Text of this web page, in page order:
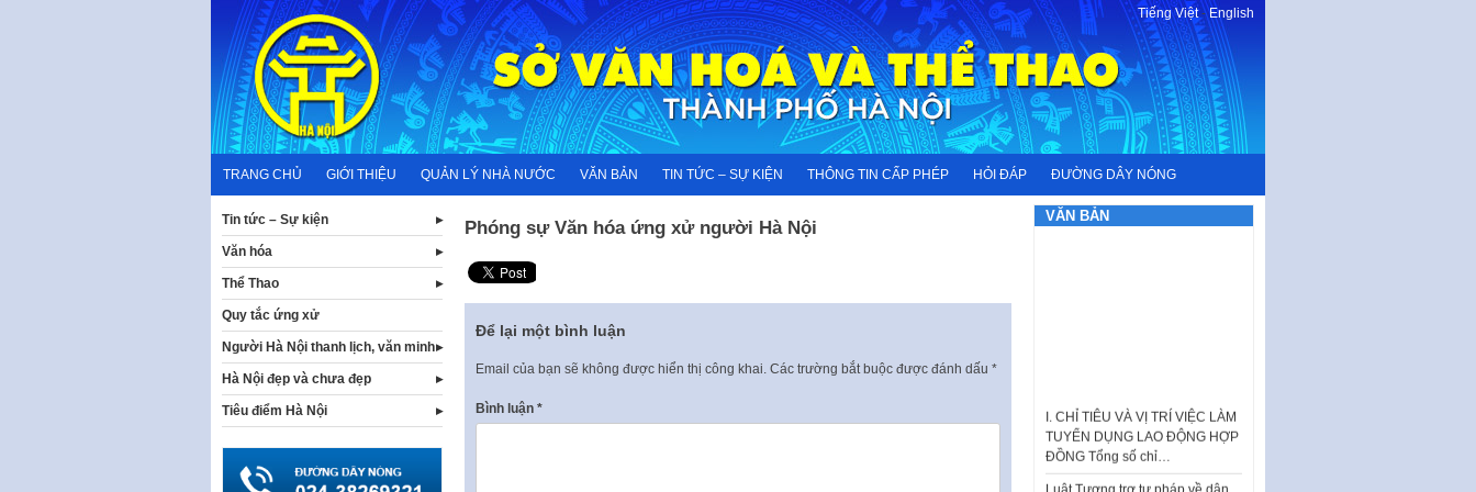
content
Tiếng Việt-English
TRANG CHỦ GIỚI THIỆU QUẢN LÝ NHÀ NƯỚC VĂN BẢN TIN TỨC – SỰ KIỆN THÔNG TIN CẤP PHÉP HỎI ĐÁP ĐƯỜNG DÂY NÓNG
Phóng sự Văn hóa ứng xử người Hà Nội
Để lại một bình luận
Email của bạn sẽ không được hiển thị công khai. Các trường bắt buộc được đánh dấu *
Bình luận *
Tin tức – Sự kiện
Văn hóa
Thể Thao
Quy tắc ứng xử
Người Hà Nội thanh lịch, văn minh
Hà Nội đẹp và chưa đẹp
Tiêu điểm Hà Nội
VĂN BẢN
TUYỂN DỤNG LAO ĐỘNG HỢP
ĐỒNG Tổng số chỉ…
Luật Tương trợ tư pháp về dân